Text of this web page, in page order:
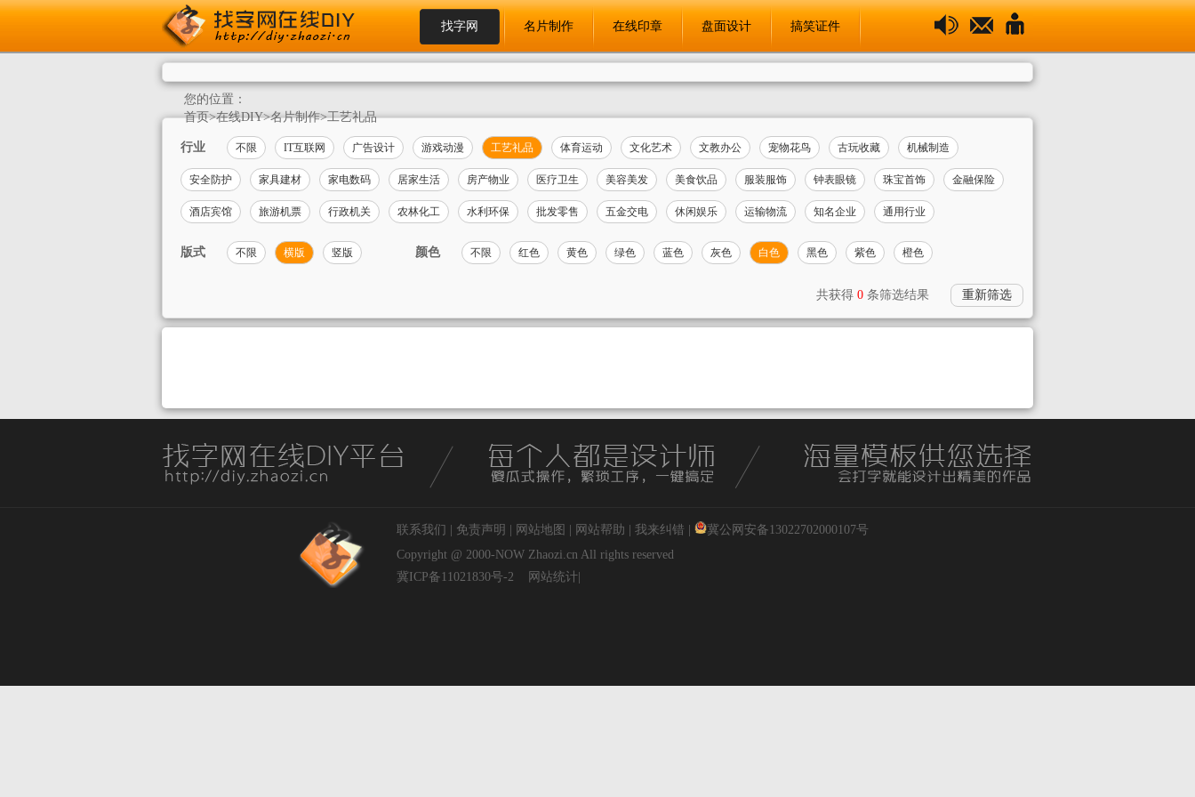
找字网 名片制作 在线印章 盘面设计 搞笑证件
您的位置：
首页>在线DIY>名片制作>工艺礼品
行业 不限 IT互联网 广告设计 游戏动漫 工艺礼品 体育运动 文化艺术 文教办公 宠物花鸟 古玩收藏 机械制造
安全防护 家具建材 家电数码 居家生活 房产物业 医疗卫生 美容美发 美食饮品 服装服饰 钟表眼镜 珠宝首饰 金融保险
酒店宾馆 旅游机票 行政机关 农林化工 水利环保 批发零售 五金交电 休闲娱乐 运输物流 知名企业 通用行业
版式 不限 横版 竖版 颜色 不限 红色 黄色 绿色 蓝色 灰色 白色 黑色 紫色 橙色
共获得 0 条筛选结果 重新筛选
联系我们 免责声明 网站地图 网站帮助 我来纠错
冀公网安备13022702000107号
Copyright @ 2000-NOW Zhaozi.cn All rights reserved
冀ICP备11021830号-2
网站统计